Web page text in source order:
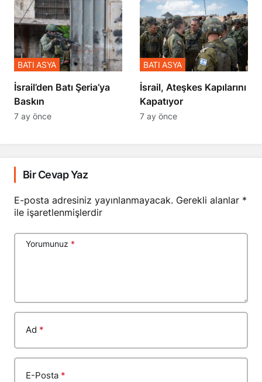
​​​​​​​İsrail’den Batı Şeria’ya
Baskın
BATI ASYA
7 ay önce
İsrail, Ateşkes Kapılarını
Kapatıyor
BATI ASYA
7 ay önce
Bir Cevap Yaz
E-posta adresiniz yayınlanmayacak. Gerekli alanlar *
ile işaretlenmişlerdir
Yorumunuz *
Ad *
E-Posta *